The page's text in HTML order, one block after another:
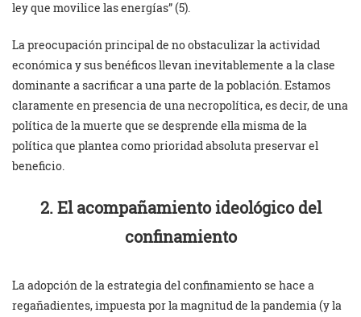
ley que movilice las energías” (5).
La preocupación principal de no obstaculizar la actividad
económica y sus benéficos llevan inevitablemente a la clase
dominante a sacrificar a una parte de la población. Estamos
claramente en presencia de una necropolítica, es decir, de una
política de la muerte que se desprende ella misma de la
política que plantea como prioridad absoluta preservar el
beneficio.
2. El acompañamiento ideológico del
confinamiento
La adopción de la estrategia del confinamiento se hace a
regañadientes, impuesta por la magnitud de la pandemia (y la